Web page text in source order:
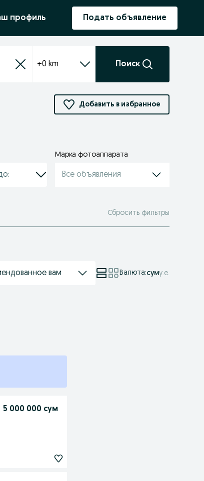
профиль Подать объявление
+0 km Поиск
Добавить в избранное
Марка фотоаппарата
Все объявления
Сбросить фильтры
вам Валюта:суму.е.
5 000 000 сум